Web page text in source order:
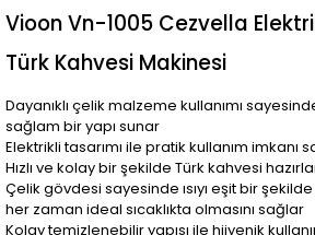
Vioon Vn-1005 Cezvella
Türk Kahvesi Makinesi
Dayanıklı çelik malzeme kullanımı
sağlam bir yapı sunar
Elektrikli tasarımı ile pratik kullanım imkanı
Hızlı ve kolay bir şekilde Türk kahvesi
Çelik gövdesi sayesinde ısıyı eşit bir
her zaman ideal sıcaklıkta olmasını sağlar
Kolay temizlenebilir yapısı ile hijyenik